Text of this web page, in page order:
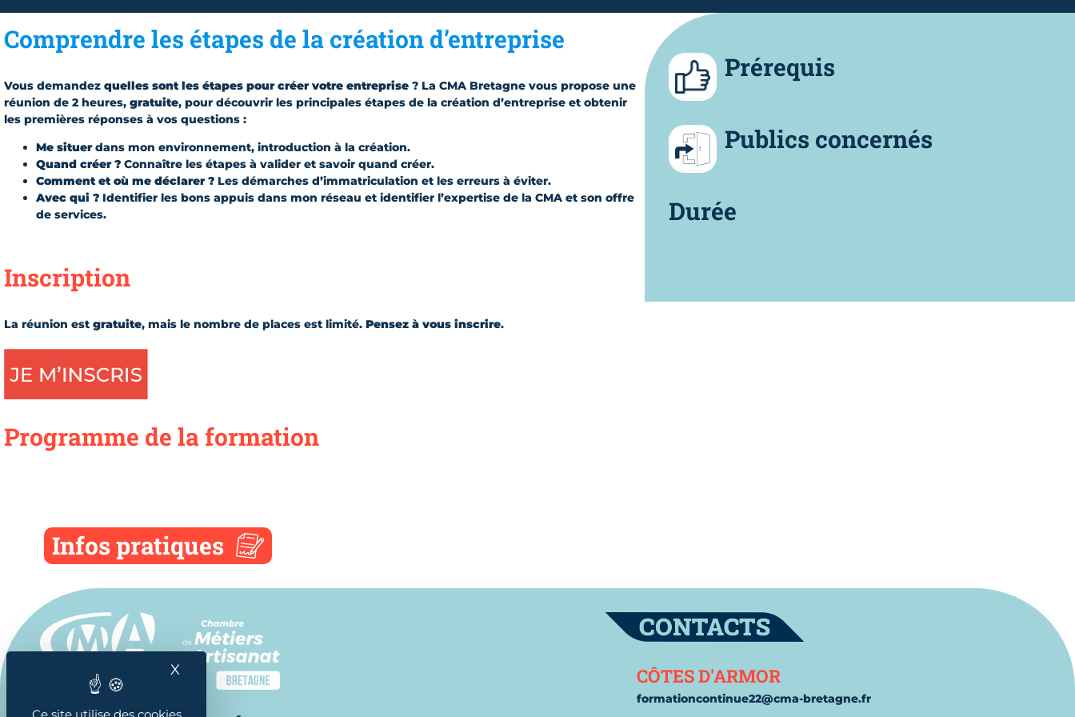
X Masquer le bandeau des cookies
Comprendre les étapes de la création d’entreprise
Vous demandez quelles sont les étapes pour créer votre entreprise ? La CMA Bretagne vous propose une
réunion de 2 heures, gratuite, pour découvrir les principales étapes de la création d’entreprise et obtenir
les premières réponses à vos questions :
Me situerdans mon environnement, introduction à la création.
Quand créer ? Connaître les étapes à valider et savoir quand créer.
Comment et où me déclarer ? Les démarches d’immatriculation et les erreurs à éviter.
Avec qui ? Identifier les bons appuis dans mon réseau et identifier l’expertise de la CMA et son offre
de services.
Inscription
La réunion est gratuite, mais le nombre de places est limité. Pensez à vous inscrire.
Programme de la formation
Prérequis
Publics concernés
Durée
Infos pratiques
Contact
CÔTES D'ARMOR
formationcontinue22@cma-bretagne.fr